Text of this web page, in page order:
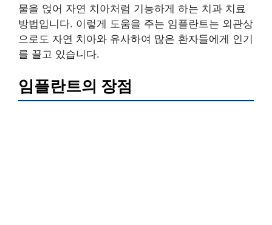
물을 얹어 자연 치아처럼 기능하게 하는 치과 치료
방법입니다. 이렇게 도움을 주는 임플란트는 외관상
으로도 자연 치아와 유사하여 많은 환자들에게 인기
를 끌고 있습니다.
임플란트의 장점